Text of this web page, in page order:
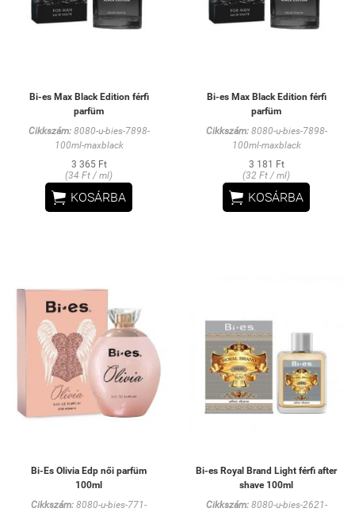
Bi-es Max Black Edition férfi
parfüm
Cikkszám:8080-u-bies-7898-
100ml-maxblack
3 365 Ft
(34 Ft / ml)
 KOSÁRBA
Bi-es Max Black Edition férfi
parfüm
Cikkszám:8080-u-bies-7898-
100ml-maxblack
3 181 Ft
(32 Ft / ml)
 KOSÁRBA
Bi-Es Olivia Edp női parfüm
100ml
Cikkszám: 8080-u-bies-771-
Bi-es Royal Brand Light férfi after
shave 100ml
Cikkszám:8080-u-bies-2621-